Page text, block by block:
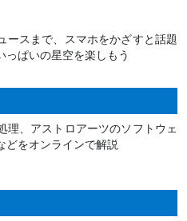
ースまで、スマホをかざすと話題
っぱいの星空を楽しもう
理、アストロアーツのソフトウェ
どをオンラインで解説